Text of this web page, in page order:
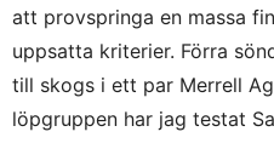
APRIL 24, 2017 KL. 8:17 F M
Bra kämpat i
Älskar att de har
att provspringa en massa
uppsatta kriterier. Förra
till skogs i ett par Merrell
löpgruppen har jag testat